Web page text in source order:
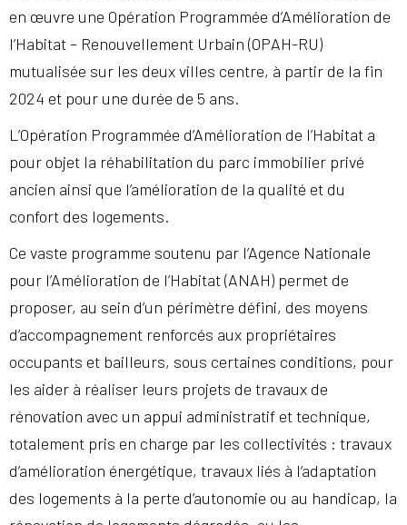
en œuvre une Opération Programmée d’Amélioration de
l’Habitat – Renouvellement Urbain (OPAH-RU)
mutualisée sur les deux villes centre, à partir de la fin
2024 et pour une durée de 5 ans.
L’Opération Programmée d’Amélioration de l’Habitat a
pour objet la réhabilitation du parc immobilier privé
ancien ainsi que l’amélioration de la qualité et du
confort des logements.
Ce vaste programme soutenu par l’Agence Nationale
pour l’Amélioration de l’Habitat (ANAH) permet de
proposer, au sein d’un périmètre défini, des moyens
d’accompagnement renforcés aux propriétaires
occupants et bailleurs, sous certaines conditions, pour
les aider à réaliser leurs projets de travaux de
rénovation avec un appui administratif et technique,
totalement pris en charge par les collectivités : travaux
d’amélioration énergétique, travaux liés à l’adaptation
des logements à la perte d’autonomie ou au handicap, la